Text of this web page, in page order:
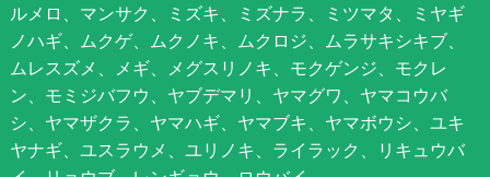
ルメロ、マンサク、ミズキ、ミズナラ、ミツマタ、ミヤギ
ノハギ、ムクゲ、ムクノキ、ムクロジ、ムラサキシキブ、
ムレスズメ、メギ、メグスリノキ、モクゲンジ、モクレ
ン、モミジバフウ、ヤブデマリ、ヤマグワ、ヤマコウバ
シ、ヤマザクラ、ヤマハギ、ヤマブキ、ヤマボウシ、ユキ
ヤナギ、ユスラウメ、ユリノキ、ライラック、リキュウバ